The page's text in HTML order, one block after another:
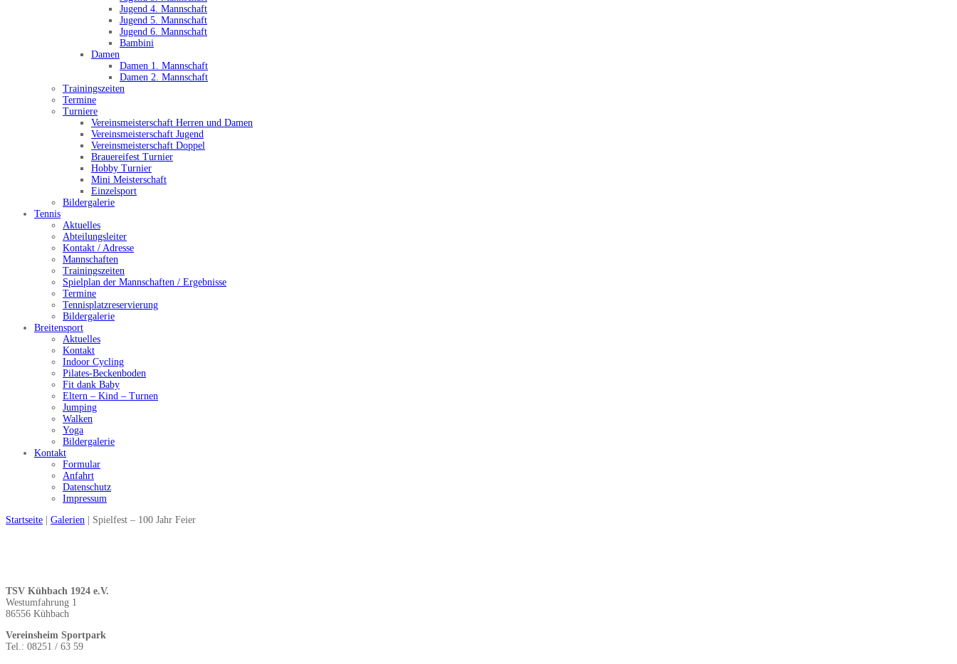
Jugend 4. Mannschaft
Jugend 5. Mannschaft
Jugend 6. Mannschaft
Bambini
Damen
Damen 1. Mannschaft
Damen 2. Mannschaft
Trainingszeiten
Termine
Turniere
Vereinsmeisterschaft Herren und Damen
Vereinsmeisterschaft Jugend
Vereinsmeisterschaft Doppel
Brauereifest Turnier
Hobby Turnier
Mini Meisterschaft
Einzelsport
Bildergalerie
Tennis
Aktuelles
Abteilungsleiter
Kontakt / Adresse
Mannschaften
Trainingszeiten
Spielplan der Mannschaften / Ergebnisse
Termine
Tennisplatzreservierung
Bildergalerie
Breitensport
Aktuelles
Kontakt
Indoor Cycling
Pilates-Beckenboden
Fit dank Baby
Eltern – Kind – Turnen
Jumping
Walken
Yoga
Bildergalerie
Kontakt
Formular
Anfahrt
Datenschutz
Impressum
Startseite
Galerien Spielfest – 100 Jahr Feier
TSV Kühbach 1924 e.V.
Westumfahrung 1
86556 Kühbach
Vereinsheim Sportpark
Tel.: 08251 / 63 59